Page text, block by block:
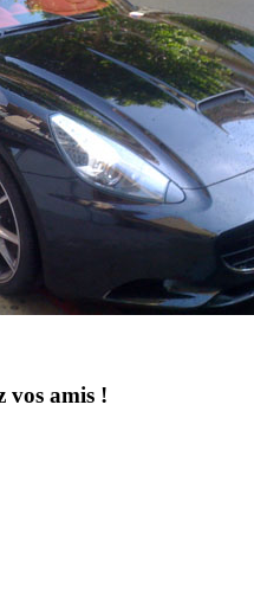
vos amis !